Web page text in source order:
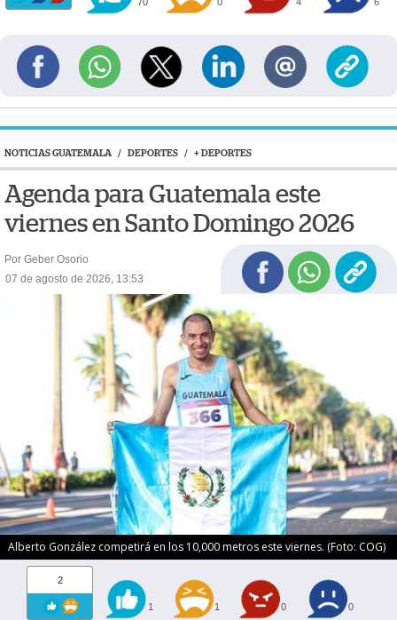
NOTICIAS GUATEMALA / DEPORTES / + DEPORTES
Agenda para Guatemala este
viernes en Santo Domingo 2026
Por Geber Osorio
07 de agosto de 2026, 13:53
Alberto González competirá en los 10,000 metros este viernes. (Foto: COG)
2
1 1 0 0